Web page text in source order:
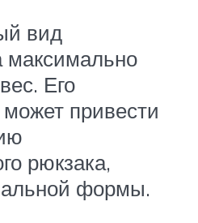
вид
максимально
Его
привести
рюкзака,
формы.